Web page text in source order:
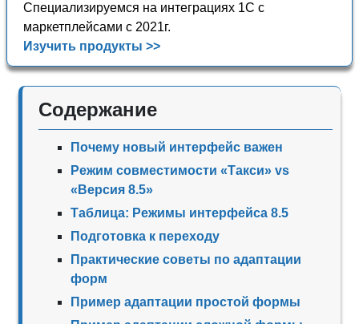
Специализируемся на интеграциях 1С с
маркетплейсами с 2021г.
Изучить продукты >>
Содержание
Почему новый интерфейс важен
Режим совместимости «Такси» vs
«Версия 8.5»
Таблица: Режимы интерфейса 8.5
Подготовка к переходу
Практические советы по адаптации
форм
Пример адаптации простой формы